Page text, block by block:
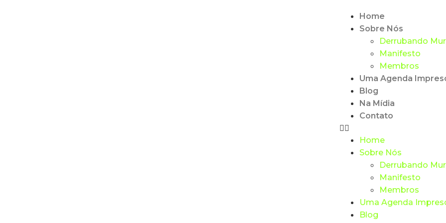
Home
Sobre Nós
Derrubando
Manifesto
Membros
Uma Agenda
Blog
Na Mídia
Contato
Home
Sobre Nós
Derrubando
Manifesto
Membros
Uma Agenda
Blog